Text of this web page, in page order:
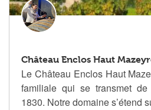
Château Enclos Haut
Le Château Enclos Haut
familiale qui se transmet
1830. Notre domaine s’étend